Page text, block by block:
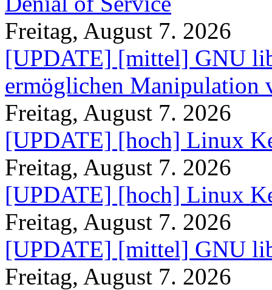
Freitag, August 7. 2026
[UPDATE] [mittel] GNU
ermöglichen Manipulation
Freitag, August 7. 2026
[UPDATE] [hoch] Linux
Freitag, August 7. 2026
[UPDATE] [hoch] Linux
Freitag, August 7. 2026
[UPDATE] [mittel] GNU
Freitag, August 7. 2026